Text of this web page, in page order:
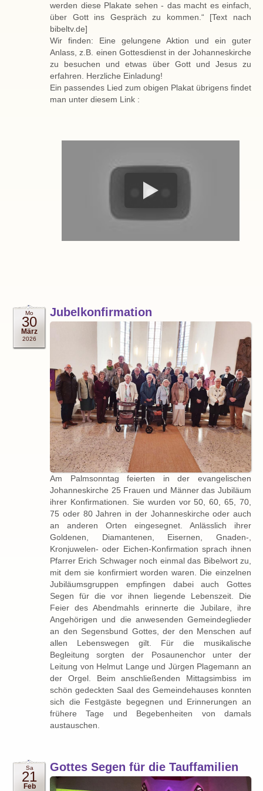
werden diese Plakate sehen - das macht es einfach,
über Gott ins Gespräch zu kommen.“ [Text nach
bibeltv.de]
Wir finden: Eine gelungene Aktion und ein guter
Anlass, z.B. einen Gottesdienst in der Johanneskirche
zu besuchen und etwas über Gott und Jesus zu
erfahren. Herzliche Einladung!
Ein passendes Lied zum obigen Plakat übrigens findet
man unter diesem Link :
Mo
30
März
2026
Jubelkonfirmation
Am Palmsonntag feierten in der evangelischen
Johanneskirche 25 Frauen und Männer das Jubiläum
ihrer Konfirmationen. Sie wurden vor 50, 60, 65, 70,
75 oder 80 Jahren in der Johanneskirche oder auch
an anderen Orten eingesegnet. Anlässlich ihrer
Goldenen, Diamantenen, Eisernen, Gnaden-,
Kronjuwelen- oder Eichen-Konfirmation sprach ihnen
Pfarrer Erich Schwager noch einmal das Bibelwort zu,
mit dem sie konfirmiert worden waren. Die einzelnen
Jubiläumsgruppen empfingen dabei auch Gottes
Segen für die vor ihnen liegende Lebenszeit. Die
Feier des Abendmahls erinnerte die Jubilare, ihre
Angehörigen und die anwesenden Gemeindeglieder
an den Segensbund Gottes, der den Menschen auf
allen Lebenswegen gilt. Für die musikalische
Begleitung sorgten der Posaunenchor unter der
Leitung von Helmut Lange und Jürgen Plagemann an
der Orgel. Beim anschließenden Mittagsimbiss im
schön gedeckten Saal des Gemeindehauses konnten
sich die Festgäste begegnen und Erinnerungen an
frühere Tage und Begebenheiten von damals
austauschen.
Sa
21
Feb
Gottes Segen für die Tauffamilien